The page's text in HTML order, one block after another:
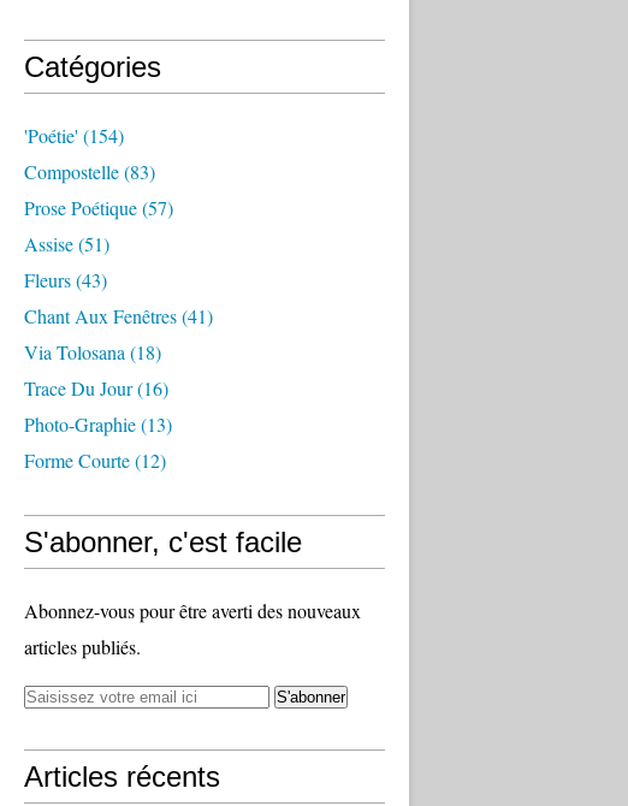
Catégories
'poétie' (154)
Compostelle(83)
Prose Poétique(57)
Assise(51)
Fleurs(43)
Chant Aux Fenêtres(41)
Via Tolosana (18)
Trace Du Jour(16)
Photo-Graphie(13)
Forme Courte(12)
S'abonner, c'est facile
Abonnez-vous pour être averti des nouveaux
articles publiés.
Articles récents